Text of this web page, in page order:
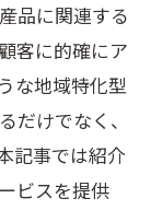
品に関連する
客に的確にア
な地域特化型
だけでなく、
記事では紹介
ビスを提供